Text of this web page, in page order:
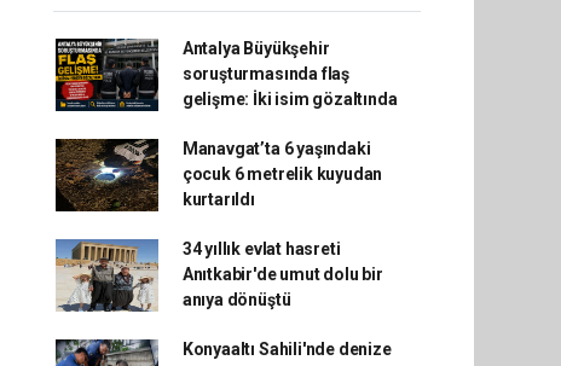
Antalya Büyükşehir
soruşturmasında flaş
gelişme: İki isim gözaltında
Manavgat’ta 6 yaşındaki
çocuk 6 metrelik kuyudan
kurtarıldı
34 yıllık evlat hasreti
Anıtkabir'de umut dolu bir
anıya dönüştü
Konyaaltı Sahili'nde denize